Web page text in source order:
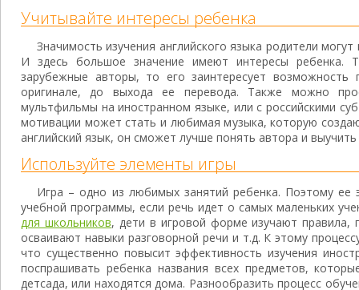
Учитывайте интересы ребенка
Значимость изучения английского языка родители
И здесь большое значение имеют интересы ребенка.
зарубежные авторы, то его заинтересует возможность
оригинале, до выхода ее перевода. Также можно
мультфильмы на иностранном языке, или с российскими
мотивации может стать и любимая музыка, которую
английский язык, он сможет лучше понять автора и
Используйте элементы игры
Игра – одно из любимых занятий ребенка. Поэтому ее
учебной программы, если речь идет о самых маленьких
для школьников, дети в игровой форме изучают правила,
осваивают навыки разговорной речи и т.д. К этому
что существенно повысит эффективность изучения
поспрашивать ребенка названия всех предметов,
детсада, или находятся дома. Разнообразить процесс